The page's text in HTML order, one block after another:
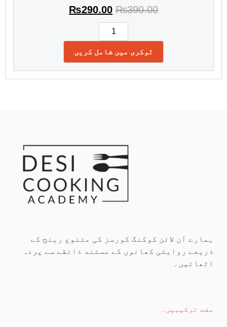
₨390.00
₨290.00
ٹوکری میں شامل کریں
ہمارے آن لائن کوکنگ کورسز کی متنوع رینج کے
ذریعے روایتی کھانوں کے مستند ذائقے سے پردہ
اٹھائیں۔
مفت ترکیبیں۔